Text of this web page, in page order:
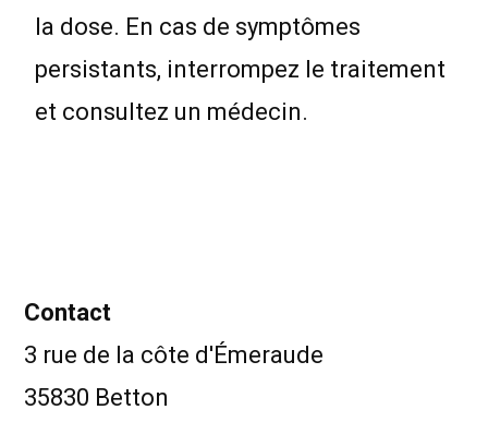
la dose. En cas de symptômes
persistants, interrompez le traitement
et consultez un médecin.
Contact
3 rue de la côte d'Émeraude
35830 Betton